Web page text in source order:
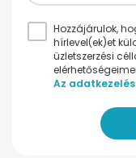
Hozzájárulok,
hírlevel(ek)et
üzletszerzési
Az